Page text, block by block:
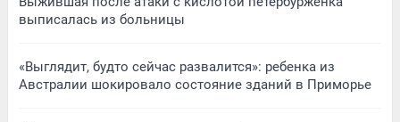
выписалась из больницы
«Выглядит, будто сейчас развалится»: ребенка из
Австралии шокировало состояние зданий в Приморье